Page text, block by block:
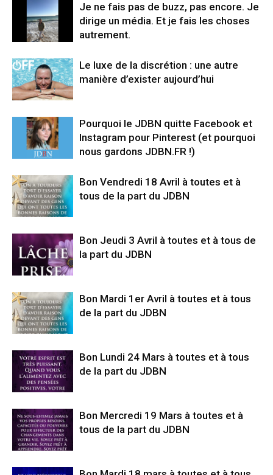
Je ne fais pas de buzz, pas encore. Je
dirige un média. Et je fais les choses
autrement.
Le luxe de la discrétion : une autre
manière d’exister aujourd’hui
Pourquoi le JDBN quitte Facebook et
Instagram pour Pinterest (et pourquoi
nous gardons JDBN.FR !)
Bon Vendredi 18 Avril à toutes et à
tous de la part du JDBN
Bon Jeudi 3 Avril à toutes et à tous de
la part du JDBN
Bon Mardi 1er Avril à toutes et à tous
de la part du JDBN
Bon Lundi 24 Mars à toutes et à tous
de la part du JDBN
Bon Mercredi 19 Mars à toutes et à
tous de la part du JDBN